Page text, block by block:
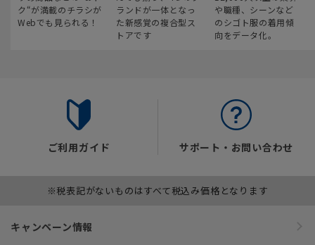
ク“が満載のチラシが
Webでも見られる！
ランドが一体となっ
た新感覚の複合型ス
トアです
や職種、シーンなど
のシゴト服の着用傾
向をデータ化。
ご利用ガイド サポート・お問い合わせ
※税表記がないものはすべて税込み価格となります
キャンペーン情報